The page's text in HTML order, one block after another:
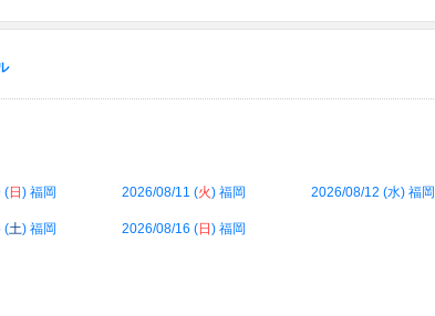
(日 ) 福岡 2026/08/11 (火) 福岡 2026/08/12 (水) 福岡
(土) 福岡 2026/08/16 (日 ) 福岡